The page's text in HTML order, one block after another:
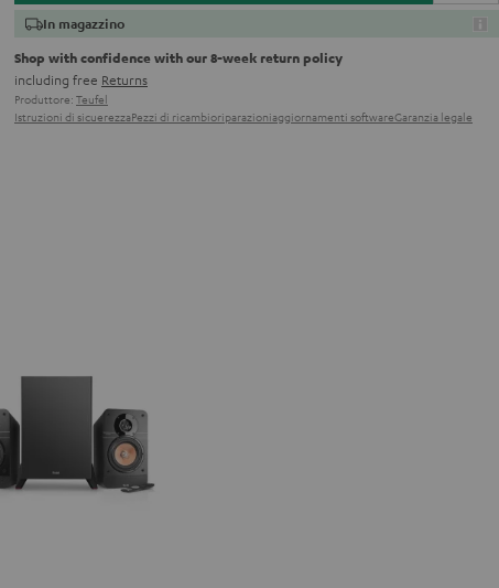
In magazzino
Shop with confidence with our 8-week return policy
including free Returns
Produttore: Teufel
Istruzioni di sicuerezzaPezzi di ricambioriparazioniaggiornamenti softwareGaranzia legale